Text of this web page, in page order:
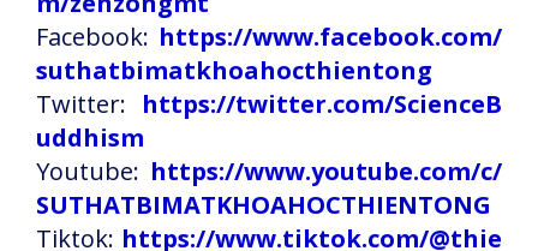
Facebook: https://www.facebook.com/
suthatbimatkhoahocthientong
Twitter: https://twitter.com/ScienceB
uddhism
Youtube: https://www.youtube.com/c/
SUTHATBIMATKHOAHOCTHIENTONG
Tiktok: https://www.tiktok.com/@thie